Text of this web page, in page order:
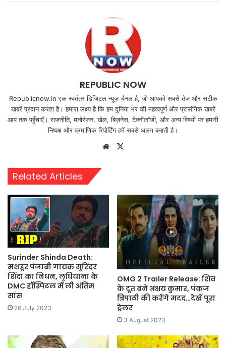
REPUBLIC NOW
Republicnow.in एक स्वतंत्र डिजिटल न्यूज़ चैनल है, जो आपको सबसे तेज और सटीक
खबरें प्रदान करता है। हमारा लक्ष्य है कि हम दुनिया भर की महत्वपूर्ण और प्रासंगिक खबरें
आप तक पहुँचाएँ। राजनीति, मनोरंजन, खेल, बिज़नेस, टेक्नोलॉजी, और अन्य विषयों पर हमारी
निष्पक्ष और प्रमाणिक रिपोर्टिंग हमें सबसे अलग बनाती है।
Website
Related Articles
Surinder Shinda Death:
मशहूर पंजाबी गायक सुरिंदर
शिंदा का निधन, लुधियाना के
DMC हॉस्पिटल में ली अंतिम
सांस
26 July 2023
OMG 2 Trailer Release: शिव
के दूत बने अक्षय कुमार, पंकज
त्रिपाठी की करेंगे मदद…देखें पूरा
ट्रेलर
3 August 2023